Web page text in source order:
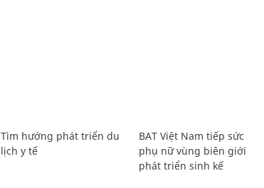
Tìm hướng phát triển du
lịch y tế
BAT Việt Nam tiếp sức
phụ nữ vùng biên giới
phát triển sinh kế